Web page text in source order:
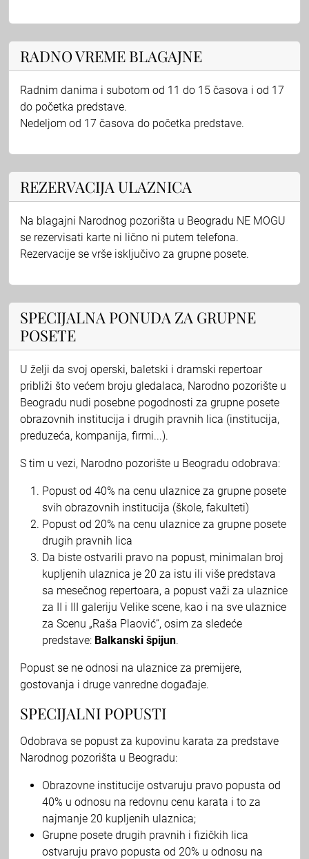
RADNO VREME BLAGAJNE
Radnim danima i subotom od 11 do 15 časova i od 17
do početka predstave.
Nedeljom od 17 časova do početka predstave.
REZERVACIJA ULAZNICA
Na blagajni Narodnog pozorišta u Beogradu NE MOGU
se rezervisati karte ni lično ni putem telefona.
Rezervacije se vrše isključivo za grupne posete.
SPECIJALNA PONUDA ZA GRUPNE
POSETE
U želji da svoj operski, baletski i dramski repertoar
približi što većem broju gledalaca, Narodno pozorište u
Beogradu nudi posebne pogodnosti za grupne posete
obrazovnih institucija i drugih pravnih lica (institucija,
preduzeća, kompanija, firmi...).
S tim u vezi, Narodno pozorište u Beogradu odobrava:
Popust od 40% na cenu ulaznice za grupne posete
svih obrazovnih institucija (škole, fakulteti)
Popust od 20% na cenu ulaznice za grupne posete
drugih pravnih lica
Da biste ostvarili pravo na popust, minimalan broj
kupljenih ulaznica je 20 za istu ili više predstava
sa mesečnog repertoara, a popust važi za ulaznice
za II i III galeriju Velike scene, kao i na sve ulaznice
za Scenu „Raša Plaović“, osim za sledeće
predstave: Balkanski špijun.
Popust se ne odnosi na ulaznice za premijere,
gostovanja i druge vanredne događaje.
SPECIJALNI POPUSTI
Odobrava se popust za kupovinu karata za predstave
Narodnog pozorišta u Beogradu:
Obrazovne institucije ostvaruju pravo popusta od
40% u odnosu na redovnu cenu karata i to za
najmanje 20 kupljenih ulaznica;
Grupne posete drugih pravnih i fizičkih lica
ostvaruju pravo popusta od 20% u odnosu na